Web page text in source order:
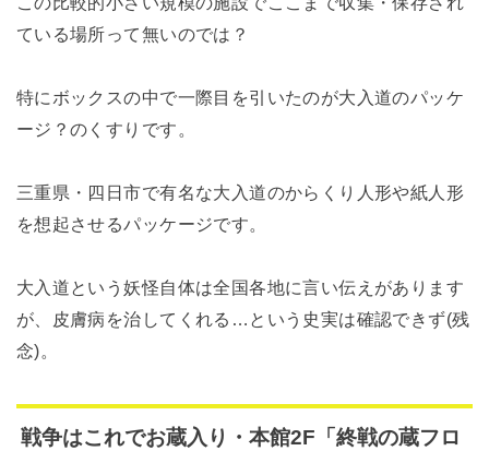
ている場所って無いのでは？
特にボックスの中で一際目を引いたのが大入道のパッケ
ージ？のくすりです。
三重県・四日市で有名な大入道のからくり人形や紙人形
を想起させるパッケージです。
大入道という妖怪自体は全国各地に言い伝えがあります
が、皮膚病を治してくれる…という史実は確認できず(残
念)。
戦争はこれでお蔵入り・本館2F「終戦の蔵フロ